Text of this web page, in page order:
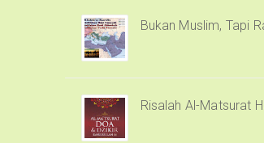
Bukan Muslim, Tapi
Risalah Al-Matsurat